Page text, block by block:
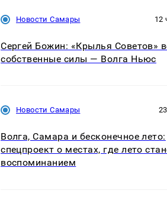
Новости Самары 12
Сергей Божин: «Крылья Советов»
собственные силы — Волга Ньюс
Новости Самары
Волга, Самара и бесконечное лето:
спецпроект о местах, где лето
воспоминанием